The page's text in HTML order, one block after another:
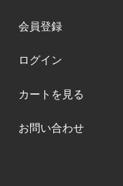
会員登録
ログイン
カートを見る
お問い合わせ